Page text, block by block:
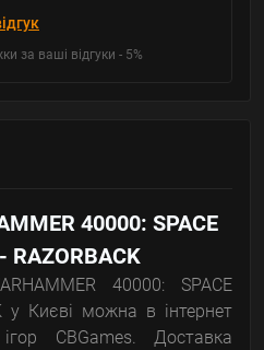
за ваші відгуки - 5%
40000: SPACE
RAZORBACK
40000: SPACE
у Києві можна в інтернет
CBGames. Доставка